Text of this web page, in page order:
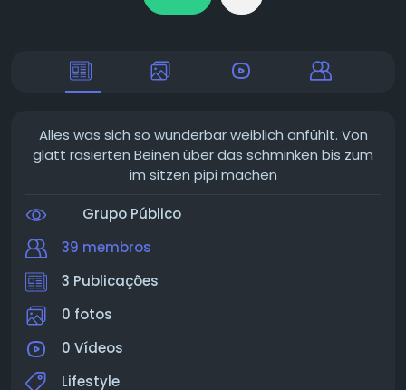
Alles was sich so wunderbar weiblich anfühlt. Von
glatt rasierten Beinen über das schminken bis zum
im sitzen pipi machen
Grupo Público
39 membros
3 Publicações
0 fotos
0 Vídeos
Lifestyle